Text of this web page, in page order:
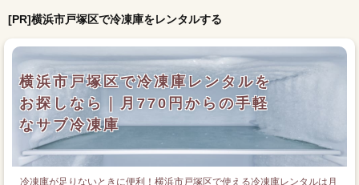
[PR]横浜市戸塚区で冷凍庫をレンタルする
横浜市戸塚区で冷凍庫レンタルを
お探しなら｜月770円からの手軽
なサブ冷凍庫
冷凍庫が足りないときに便利！横浜市戸塚区で使える冷凍庫レンタルは月